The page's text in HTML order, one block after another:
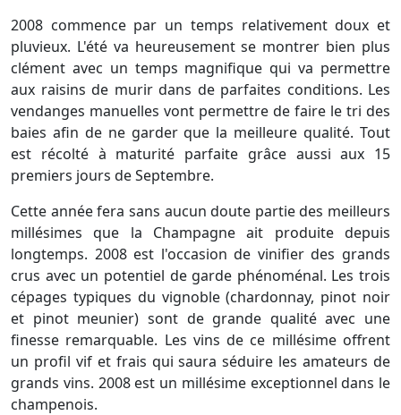
2008 commence par un temps relativement doux et
pluvieux. L'été va heureusement se montrer bien plus
clément avec un temps magnifique qui va permettre
aux raisins de murir dans de parfaites conditions. Les
vendanges manuelles vont permettre de faire le tri des
baies afin de ne garder que la meilleure qualité. Tout
est récolté à maturité parfaite grâce aussi aux 15
premiers jours de Septembre.
Cette année fera sans aucun doute partie des meilleurs
millésimes que la Champagne ait produite depuis
longtemps. 2008 est l'occasion de vinifier des grands
crus avec un potentiel de garde phénoménal. Les trois
cépages typiques du vignoble (chardonnay, pinot noir
et pinot meunier) sont de grande qualité avec une
finesse remarquable. Les vins de ce millésime offrent
un profil vif et frais qui saura séduire les amateurs de
grands vins. 2008 est un millésime exceptionnel dans le
champenois.